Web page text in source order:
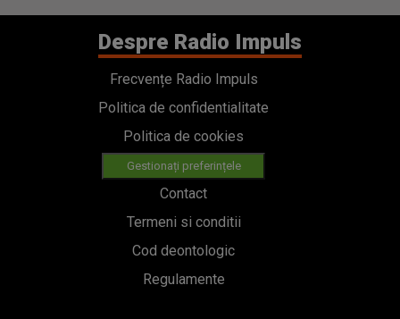
Despre Radio Impuls
Frecvențe Radio Impuls
Politica de confidentialitate
Politica de cookies
Gestionați preferințele
Contact
Termeni si conditii
Cod deontologic
Regulamente